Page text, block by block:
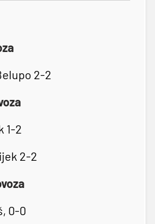
2-2
1-2
2-2
0-0